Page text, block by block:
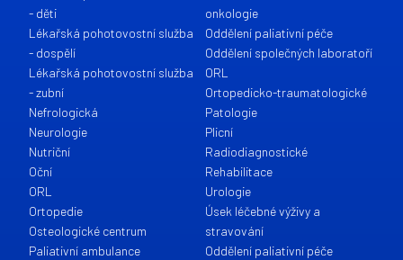
- děti
Lékařská pohotovostní služba
- dospělí
Lékařská pohotovostní služba
- zubní
Nefrologická
Neurologie
Nutriční
Oční
ORL
Ortopedie
Osteologické centrum
Paliativní ambulance
onkologie
Oddělení paliativní péče
Oddělení společných laboratoří
ORL
Ortopedicko-traumatologické
Patologie
Plicní
Radiodiagnostické
Rehabilitace
Urologie
Úsek léčebné výživy a
stravování
Oddělení paliativní péče